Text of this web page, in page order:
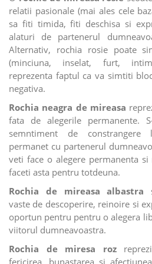
relatii pasionale (mai ales cele
sa fiti timida, fiti deschisa si
alaturi de partenerul
Alternativ, rochia rosie poate
(minciuna, inselat, furt,
reprezenta faptul ca va simtiti
negativa.
Rochia neagra de mireasa
fata de alegerile permanente.
semntiment de constrangere
permanet cu partenerul
veti face o alegere permanenta
faceti asta pentru totdeuna.
Rochia de mireasa albastra
vaste de descoperire, reinoire si
oportun pentru pentru o alegera
viitorul dumneavoastra.
Rochia de miresa roz
fericirea, bunastarea si